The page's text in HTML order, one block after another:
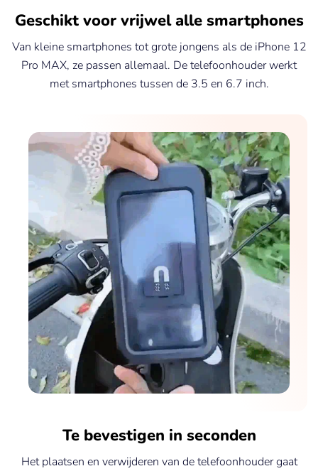
Geschikt voor vrijwel alle smartphones
Van kleine smartphones tot grote jongens als de iPhone 12
Pro MAX, ze passen allemaal. De telefoonhouder werkt
met smartphones tussen de 3.5 en 6.7 inch.
Te bevestigen in seconden
Het plaatsen en verwijderen van de telefoonhouder gaat